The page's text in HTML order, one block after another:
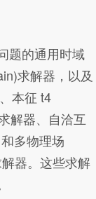
题的通用时域
求解器，以及
本征 t4
解器、自洽互
多物理场
器。这些求解